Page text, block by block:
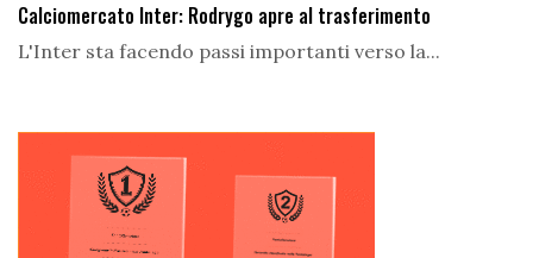
Calciomercato Inter: Rodrygo apre al trasferimento
L'Inter sta facendo passi importanti verso la...